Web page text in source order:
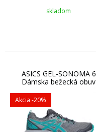
skladom
ASICS GEL-SONOMA 6
Dámska bežecká obuv
Akcia -20%